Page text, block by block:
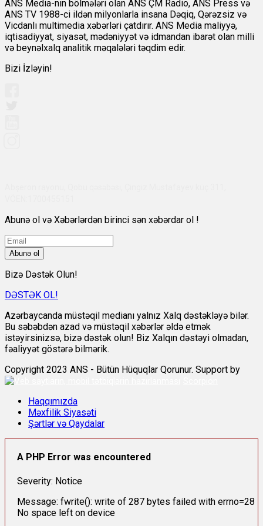
ANS Media-nın bölmələri olan ANS ÇM Radio, ANS Press və
ANS TV 1988-ci ildən milyonlarla insana Dəqiq, Qərəzsiz və
Vicdanlı multimedia xəbərləri çatdırır. ANS Media maliyyə,
iqtisadiyyat, siyasət, mədəniyyət və idmandan ibarət olan milli
və beynəlxalq analitik məqalələri təqdim edir.
Bizi İzləyin!
Abunə ol və Xəbərlərdən birinci sən xəbərdar ol !
Abunə ol
Bizə Dəstək Olun!
DƏSTƏK OL!
Azərbaycanda müstəqil medianı yalnız Xalq dəstəkləyə bilər.
Bu səbəbdən azad və müstəqil xəbərlər əldə etmək
istəyirsinizsə, bizə dəstək olun! Biz Xalqın dəstəyi olmadan,
fəaliyyət göstərə bilmərik.
Copyright 2023 ANS - Bütün Hüquqlar Qorunur. Support by
Haqqımızda
Məxfilik Siyasəti
Şərtlər və Qaydalar
A PHP Error was encountered
Severity: Notice
Message: fwrite(): write of 287 bytes failed with errno=28
No space left on device